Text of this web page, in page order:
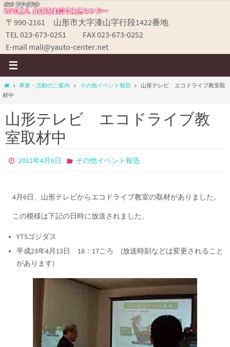
コ
ン
ツ
ス
キ
プ
〒990-2161 山形市大字漆山字行段1422番地
TEL 023-673-0251 FAX 023-673-0252
E-mail mail@yauto-center.net
ホ
ー
事業・活動のご案内 その他イベント報告
山形テレビ エコドライブ教室取
材中
山形テレビ エコドライブ教
室取材中
2011年4月6日 その他イベント報告
4月6日、山形テレビからエコドライブ教室の取材がありました。
この模様は下記の日時に放送されました。
YTSゴジダス
平成23年4月13日 18：17ごろ (放送時刻などは変更されること
があります)